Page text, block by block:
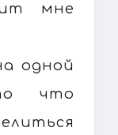
мне
одной
что